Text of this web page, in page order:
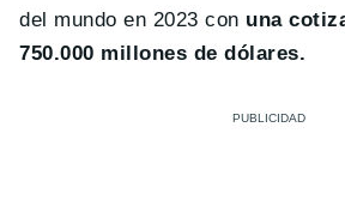
del mundo en 2023 con una
750.000 millones de dólares.